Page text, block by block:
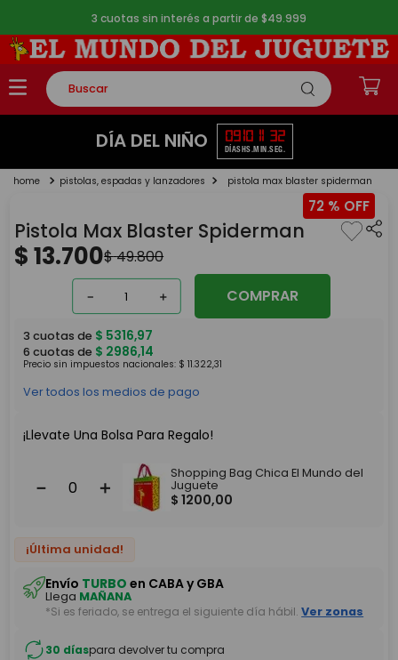
3 cuotas sin interés a partir de $49.999
Buscar
TÉRMINOS MÁS BUSCADOS
2.
lego
4.
monopatin
toy story
DÍA DEL NIÑO 09
DÍAS
10
HS.
11
MIN.
32
SEG.
pistolas, espadas y lanzadores pistola max blaster spiderman
72 %
Pistola Max Blaster Spiderman
$13.700$49.800
＋
－ COMPRAR
3 cuotas de $ 5316,97
6 cuotas de $ 2986,14
Precio sin impuestos nacionales: $ 11.322,31
Ver todos los medios de pago
¡Llevate Una Bolsa Para Regalo!
＋
－
Shopping Bag Chica El Mundo del
Juguete
$ 1200,00
¡Última unidad!
Envío TURBO en CABA y GBA
Llega MAÑANA
*Si es feriado, se entrega el siguiente día hábil. Ver zonas
30 díaspara devolver tu compra